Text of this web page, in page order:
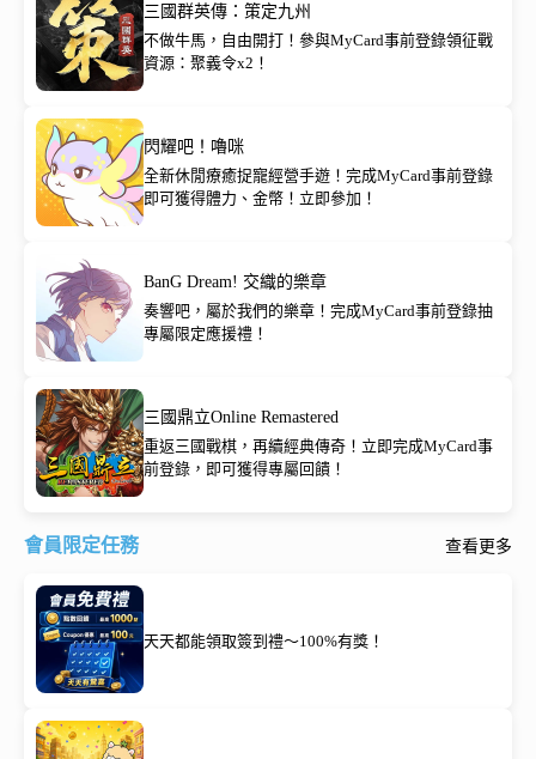
三國群英傳：策定九州
不做牛馬，自由開打！參與MyCard事前登錄領征戰
資源：聚義令x2！
閃耀吧！嚕咪
全新休閒療癒捉寵經營手遊！完成MyCard事前登錄
即可獲得體力、金幣！立即參加！
BanG Dream! 交織的樂章
奏響吧，屬於我們的樂章！完成MyCard事前登錄抽
專屬限定應援禮！
三國鼎立Online Remastered
重返三國戰棋，再續經典傳奇！立即完成MyCard事
前登錄，即可獲得專屬回饋！
會員限定任務 查看更多
天天都能領取簽到禮～100%有獎！